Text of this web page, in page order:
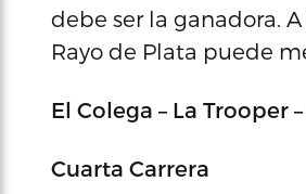
debe ser la ganadora.
Rayo de Plata puede
El Colega – La Trooper
Cuarta Carrera